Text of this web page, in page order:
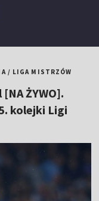
/ LIGA MISTRZÓW
ŻYWO].
kolejki Ligi